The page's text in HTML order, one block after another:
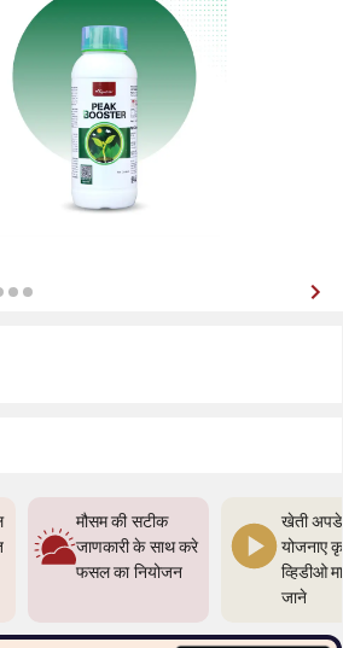
मौसम की सटीक
जाणकारी के साथ करे
फसल का नियोजन
खेती
योजनाए
व्हिडीओ
जाने